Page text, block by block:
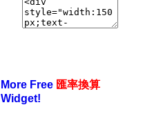
More Free 匯率換算
Widget!